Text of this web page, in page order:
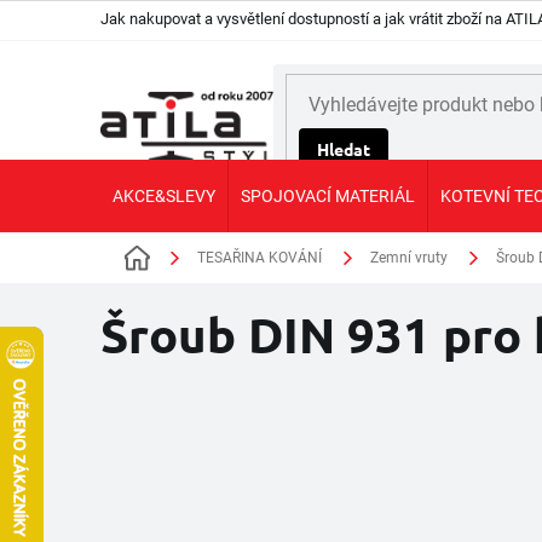
Jak nakupovat a vysvětlení dostupností a jak vrátit zboží na
Hledat
AKCE&SLEVY SPOJOVACÍ MATERIÁL KOTEVNÍ
Domů TESAŘINA KOVÁNÍ Zemní vruty Šroub
Šroub DIN 931